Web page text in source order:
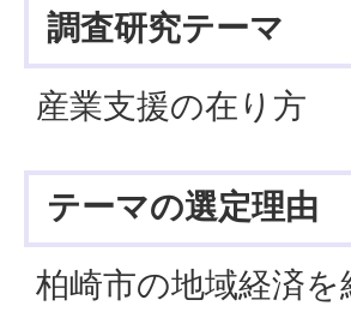
調査研究テーマ
産業支援の在り方
テーマの選定理由
柏崎市の地域経済